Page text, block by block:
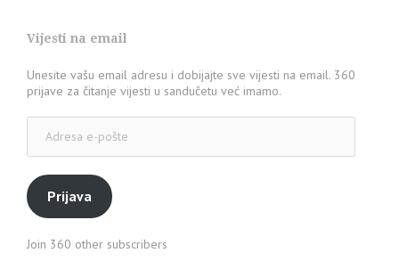
Vijesti na email
Unesite vašu email adresu i dobijajte sve vijesti na email. 360
prijave za čitanje vijesti u sandučetu već imamo.
pošte
Prijava
Join 360 other subscribers